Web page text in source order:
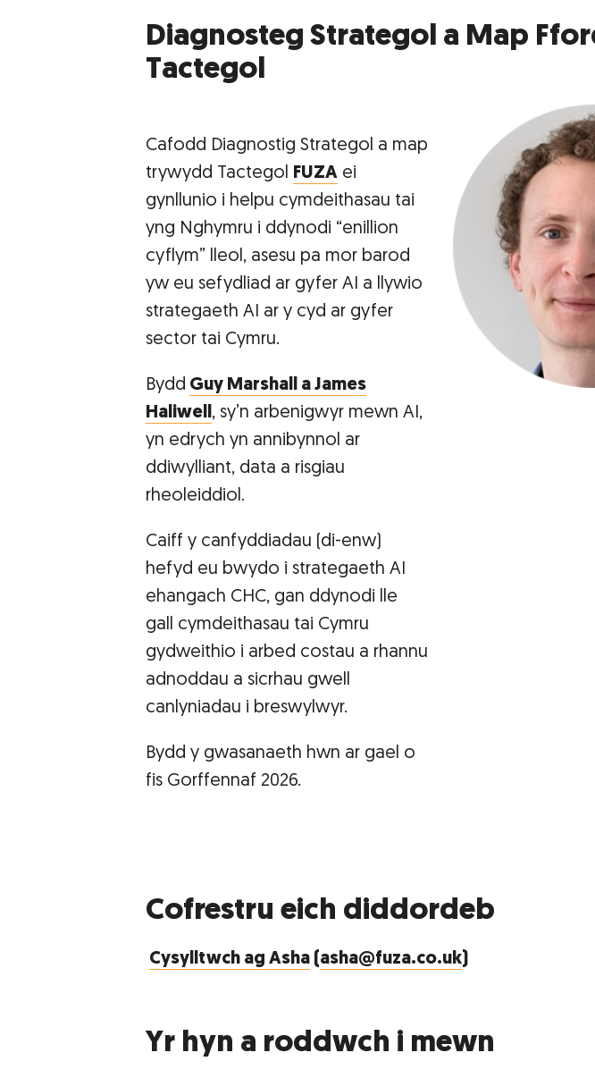
Diagnosteg Strategol a Map
Tactegol
Cafodd Diagnostig Strategol a map
trywydd Tactegol FUZA ei
gynllunio i helpu cymdeithasau tai
yng Nghymru i ddynodi “enillion
cyflym” lleol, asesu pa mor barod
yw eu sefydliad ar gyfer AI a llywio
strategaeth AI ar y cyd ar gyfer
sector tai Cymru.
Bydd Guy Marshall a James
Haliwell, sy’n arbenigwyr mewn AI,
yn edrych yn annibynnol ar
ddiwylliant, data a risgiau
rheoleiddiol.
Caiff y canfyddiadau (di-enw)
hefyd eu bwydo i strategaeth AI
ehangach CHC, gan ddynodi lle
gall cymdeithasau tai Cymru
gydweithio i arbed costau a rhannu
adnoddau a sicrhau gwell
canlyniadau i breswylwyr.
Bydd y gwasanaeth hwn ar gael o
fis Gorffennaf 2026.
Cofrestru eich diddordeb
Cysylltwch ag Asha (asha@fuza.co.uk)
Yr hyn a roddwch i mewn